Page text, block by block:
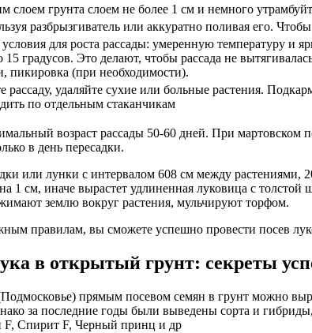
слоем грунта слоем не более 1 см и немного
разбрызгиватель или аккуратно поливая его.
для роста рассады: умеренную температуру и
градусов. Это делают, чтобы рассада не
пикировка (при необходимости).
рассаду, удаляйте сухие или больные растения.
по отдельным стаканчикам
возраст рассады 50-60 дней. При мартовском
в день пересадки.
или лунки с интервалом 608 см между растениями,
1 см, иначе вырастет удлиненная луковица с толстой
землю вокруг растения, мульчируют торфом.
правилам, вы сможете успешно провести посев
в открытый грунт: секреты
прямым посевом семян в грунт можно
за последние годы были выведены сорта и
Спирит F, Черный принц и др